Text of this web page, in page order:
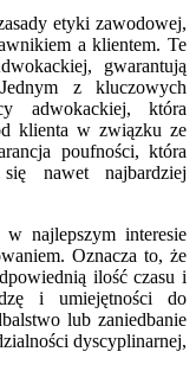
etyki zawodowej,
a klientem. Te
gwarantują
z kluczowych
adwokackiej, która
klienta w związku ze
poufności, która
nawet najbardziej
najlepszym interesie
Oznacza to, że
ilość czasu i
i umiejętności do
lub zaniedbanie
dyscyplinarnej,